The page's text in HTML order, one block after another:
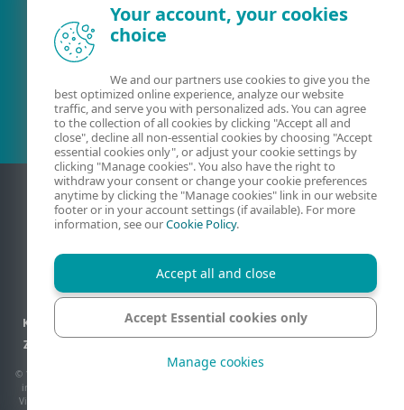
Esošais klients?
Kontaktinformācija Konfidencialitāte
Juridiskā informācija
Ziņot par ievainojamībām
© 1992 - 2026 ESET, spol. s r.o. - Visas tiesības paturētas. Šeit izmantotās preču zīmes
ir ESET, spol. s r.o. vai ESET North America preču zīmes vai reģistrētas preču zīmes.
Visi pārējie nosaukumi un zīmoli ir to atbilstošo uzņēmumu reģistrētas preču zīmes.
Your account, your cookies
choice
We and our partners use cookies to give you the
best optimized online experience, analyze our website
traffic, and serve you with personalized ads. You can agree
to the collection of all cookies by clicking "Accept all and
close", decline all non-essential cookies by choosing "Accept
essential cookies only", or adjust your cookie settings by
clicking "Manage cookies". You also have the right to
withdraw your consent or change your cookie preferences
anytime by clicking the "Manage cookies" link in our website
footer or in your account settings (if available). For more
information, see ourCookie Policy.
Accept all and close
Accept Essential cookies only
Manage cookies